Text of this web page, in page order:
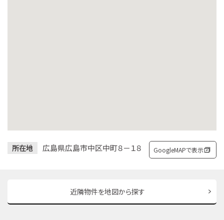
所在地 広島県広島市中区中町８－１８ GoogleMAPで表示
近隣物件を地図から探す